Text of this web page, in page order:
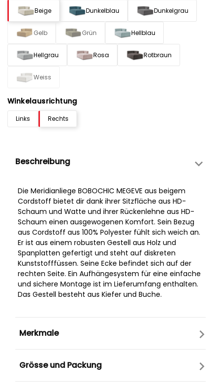
Beige Dunkelblau Dunkelgrau
Gelb Grün Hellblau
Hellgrau Rosa Rotbraun
Weiss
Winkelausrichtung
Links Rechts
Beschreibung
Die Meridianliege BOBOCHIC MEGEVE aus beigem
Cordstoff bietet dir dank ihrer Sitzfläche aus HD-
Schaum und Watte und ihrer Rückenlehne aus HD-
Schaum einen ausgewogenen Komfort. Sein Bezug
aus Cordstoff aus 100% Polyester fühlt sich weich an.
Er ist aus einem robusten Gestell aus Holz und
Spanplatten gefertigt und steht auf diskreten
Kunststofffüssen. Seine Ecke befindet sich auf der
rechten Seite. Ein Aufhängesystem für eine einfache
und sichere Montage ist im Lieferumfang enthalten.
Das Gestell besteht aus Kiefer und Buche.
Merkmale
Grösse und Packung